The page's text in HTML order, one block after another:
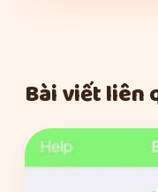
Bài viết liên